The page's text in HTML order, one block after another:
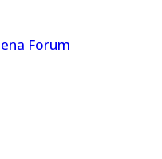
Forum